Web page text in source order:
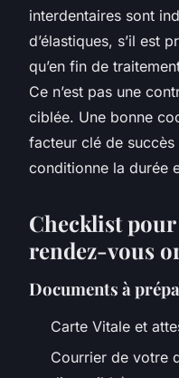
interdentaires sont
d’élastiques, s’il est
qu’en fin de
Ce n’est pas une
ciblée. Une bonne
facteur clé de
conditionne la durée
Checklist
rendez-vous
Documents à
Carte Vitale et
Courrier de votre